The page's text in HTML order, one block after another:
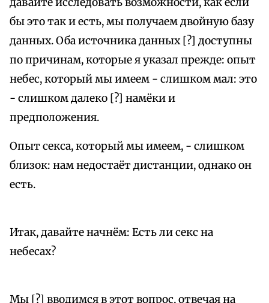
бы это так и есть, мы получаем двойную базу
данных. Оба источника данных [?] доступны
по причинам, которые я указал прежде: опыт
небес, который мы имеем - слишком мал: это
- слишком далеко [?] намёки и
предположения.
Опыт секса, который мы имеем, - слишком
близок: нам недостаёт дистанции, однако он
есть.
Итак, давайте начнём: Есть ли секс на
небесах?
Мы [?] вводимся в этот вопрос, отвечая на